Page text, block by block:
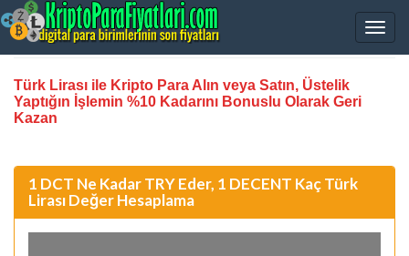
Türk Lirası ile Kripto Para Alın veya Satın, Üstelik
Yaptığın İşlemin %10 Kadarını Bonuslu Olarak Geri
Kazan
1 DCT Ne Kadar TRY Eder, 1 DECENT Kaç Türk
Lirası Değer Hesaplama